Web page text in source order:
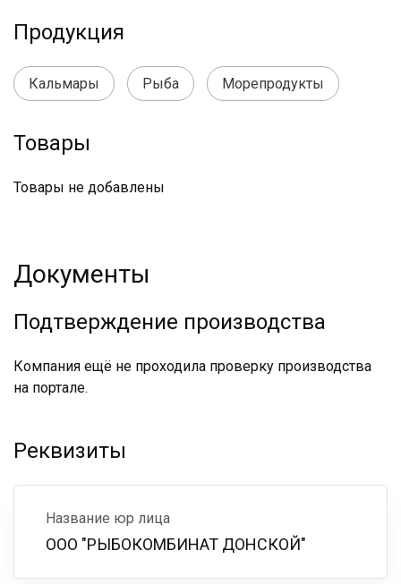
Продукция
Кальмары Рыба Морепродукты
Товары
Товары не добавлены
Документы
Подтверждение производства
Компания ещё не проходила проверку производства
на портале.
Реквизиты
Название юр лица
ООО "РЫБОКОМБИНАТ ДОНСКОЙ"